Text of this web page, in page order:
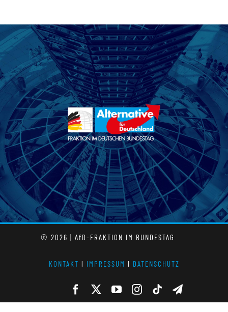
© 2026 | AfD-FRAKTION IM BUNDESTAG
KONTAKT l IMPRESSUM l DATENSCHUTZ